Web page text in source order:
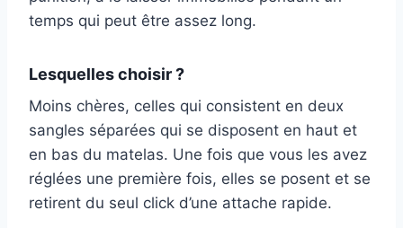
temps qui peut être assez long.
Lesquelles choisir ?
Moins chères, celles qui consistent en deux
sangles séparées qui se disposent en haut et
en bas du matelas. Une fois que vous les avez
réglées une première fois, elles se posent et se
retirent du seul click d’une attache rapide.